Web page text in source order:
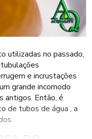
utilizadas no passado,
e incrustações
grande incomodo
antigos. Então, é
de tubos de água , a